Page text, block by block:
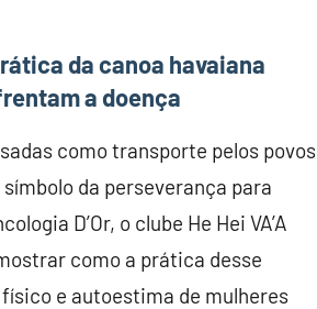
da canoa havaiana
a doença
como transporte pelos povos
da perseverança para
D’Or, o clube He Hei VA’A
como a prática desse
e autoestima de mulheres